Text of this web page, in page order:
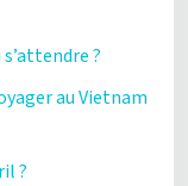
?
au Vietnam
?